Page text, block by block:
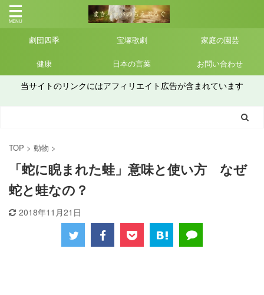
劇団四季 宝塚歌劇 家庭の園芸
健康 日本の言葉 お問い合わせ
当サイトのリンクにはアフィリエイト広告が含まれています
TOP > 動物 >
「蛇に睨まれた蛙」意味と使い方 なぜ
蛇と蛙なの？
2018年11月21日